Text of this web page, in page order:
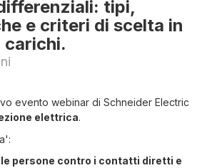
tipi,
e criteri di scelta in
carichi.
evento webinar di Schneider Electric
elettrica.
persone contro i contatti diretti e